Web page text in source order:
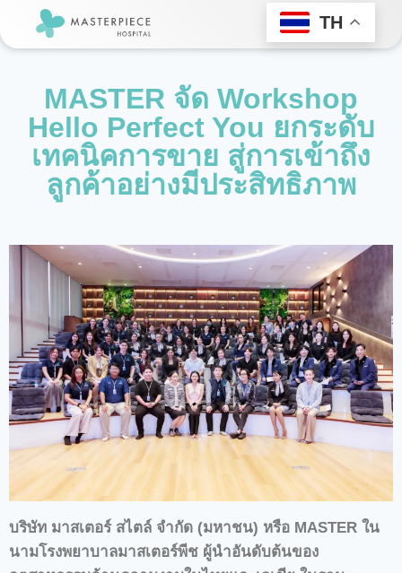
TH
MASTER จัด Workshop
Hello Perfect You ยกระดับ
เทคนิคการขาย สู่การเข้าถึง
ลูกค้าอย่างมีประสิทธิภาพ
บริษัท มาสเตอร์ สไตล์ จำกัด (มหาชน) หรือ MASTER ใน
นามโรงพยาบาลมาสเตอร์พีช ผู้นำอันดับต้นของ